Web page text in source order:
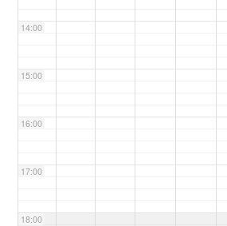
14:00
15:00
16:00
17:00
18:00